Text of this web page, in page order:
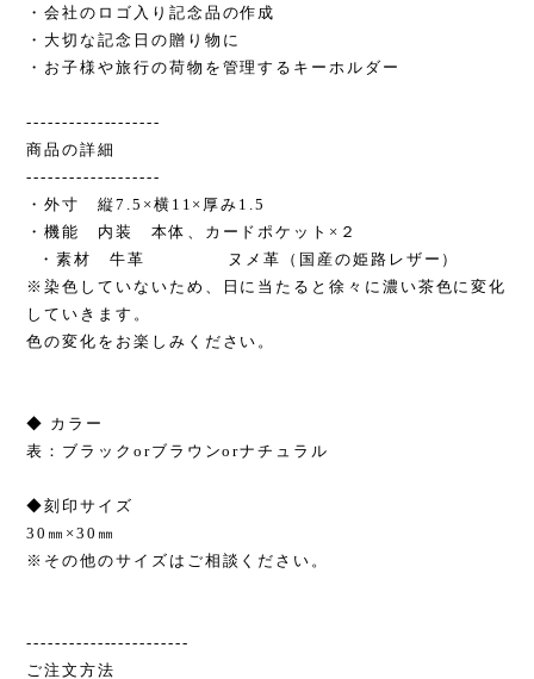
・会社のロゴ入り記念品の作成
・大切な記念日の贈り物に
・お子様や旅行の荷物を管理するキーホルダー
-------------------
商品の詳細
-------------------
・外寸 縦7.5×横11×厚み1.5
・機能 内装 本体、カードポケット×２
・素材 牛革 ヌメ革（国産の姫路レザー）
※染色していないため、日に当たると徐々に濃い茶色に変化
していきます。
色の変化をお楽しみください。
◆ カラー
表：ブラックorブラウンorナチュラル
◆刻印サイズ
30㎜×30㎜
※その他のサイズはご相談ください。
-----------------------
ご注文方法